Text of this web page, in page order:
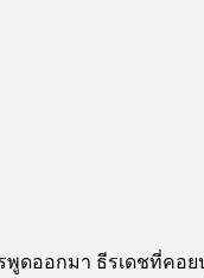
ดออกมา ธีรเดชที่คอย